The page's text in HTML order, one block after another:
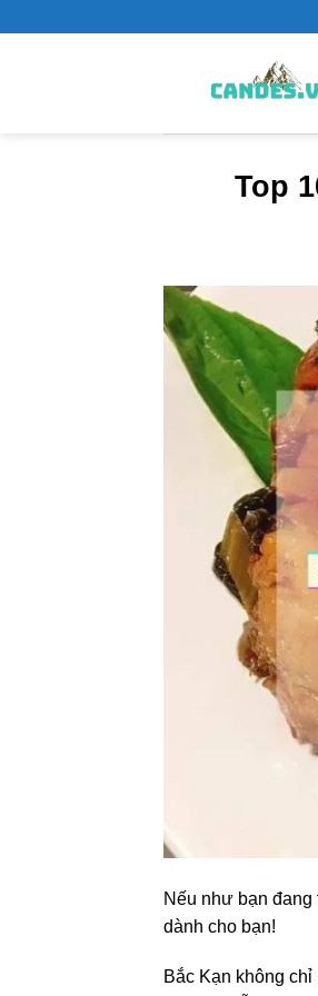
Top
Nếu như bạn
dành cho bạn!
Bắc Kạn không